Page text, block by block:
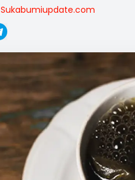
Sukabumiupdate.com